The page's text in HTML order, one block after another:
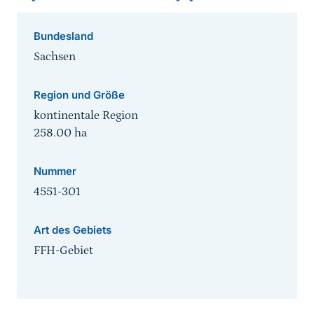
Bundesland
Sachsen
Region und Größe
kontinentale Region
258.00 ha
Nummer
4551-301
Art des Gebiets
FFH-Gebiet